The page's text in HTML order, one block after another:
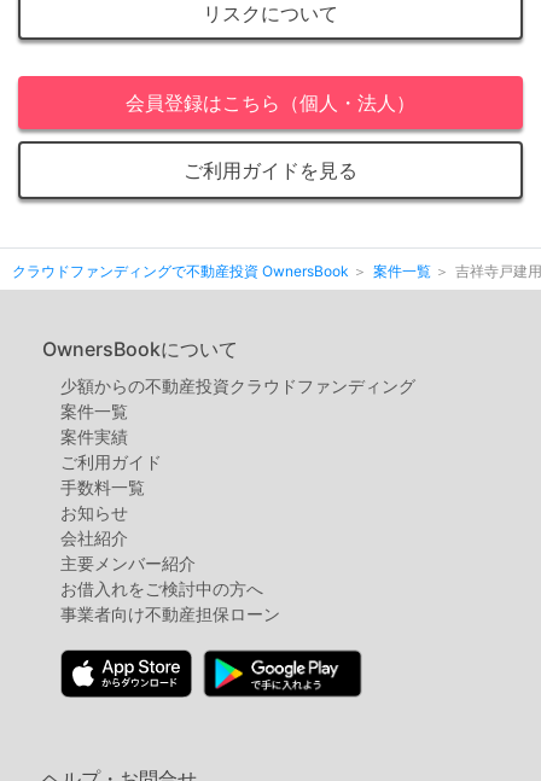
リスクについて
会員登録はこちら（個人・法人）
ご利用ガイドを見る
クラウドファンディングで不動産投資 OwnersBook 案件一覧 吉祥寺戸建
OwnersBookについて
少額からの不動産投資クラウドファンディング
案件⼀覧
案件実績
ご利用ガイド
手数料一覧
お知らせ
会社紹介
主要メンバー紹介
お借入れをご検討中の方へ
事業者向け不動産担保ローン